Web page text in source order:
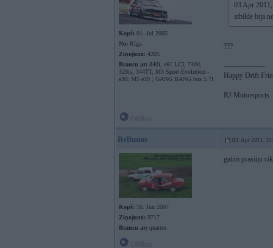
Kopš: 01. Jul 2005
No: Rīga
Ziņojumi: 4205
Braucu ar: 840i, e61 LCI, 740d,
328is, 344TT, M3 Sport Evolution -
e30: M5 e39 ; GANG BANG bus 5.7l
03 Apr
atbilde bija
???
-----------------
Happy Drift
RJ Motorsports
Belluuns 03. Apr 2011,
Kopš: 16. Jun 2007
Ziņojumi: 9717
Braucu ar: quattro
gatim prasiiju